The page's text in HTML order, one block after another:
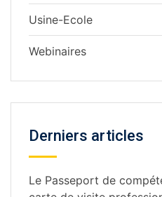
Usine-Ecole
Webinaires
Derniers articles
Le Passeport de